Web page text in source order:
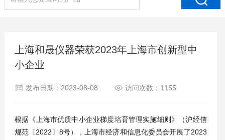
上海和晟仪器荣获2023年上海市创新型中
小企业
发布日期：2023-08-08 访问次数：1155
根据《上海市优质中小企业梯度培育管理实施细则》（沪经信
规范〔2022〕8号），上海市经济和信息化委员会开展了2023